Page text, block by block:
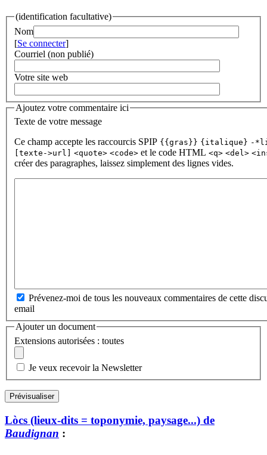
(identification facultative)
Nom
[Se connecter]
Courriel (non publié)
Votre site web
Ajoutez votre commentaire ici
Texte de votre message
Ce champ accepte les raccourcis SPIP {{gras}} {italique} -
[texte->url]
<quote> <code> et le code HTML <q> <del>
créer des paragraphes, laissez simplement des lignes vides.
Prévenez-moi de tous les nouveaux commentaires de cette
email
Ajouter un document
Extensions autorisées : toutes
Je veux recevoir la Newsletter
Lòcs (lieux-dits = toponymie, paysage...) de
Baudignan :